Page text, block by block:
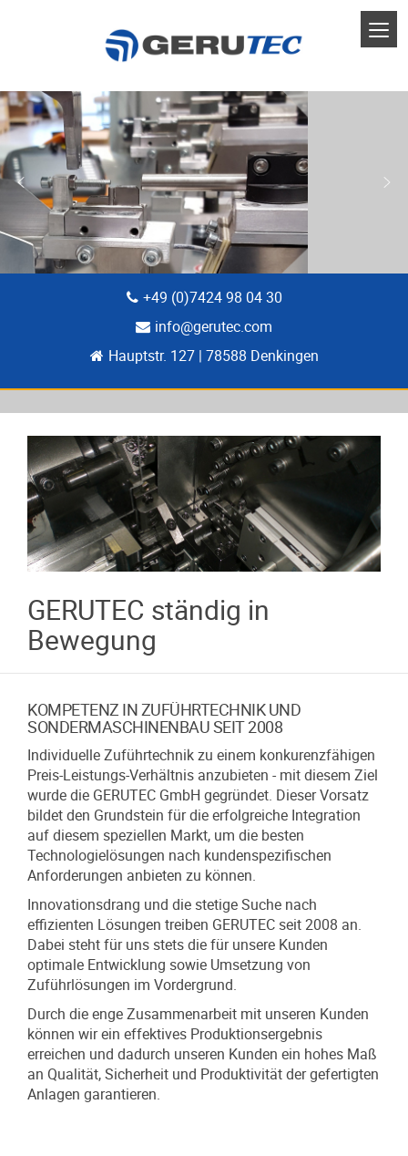
+49 (0)7424 98 04 30
info@gerutec.com
Hauptstr. 127 | 78588 Denkingen
GERUTEC ständig in
Bewegung
KOMPETENZ IN ZUFÜHRTECHNIK UND
SONDERMASCHINENBAU SEIT 2008
Individuelle Zuführtechnik zu einem konkurenzfähigen
Preis-Leistungs-Verhältnis anzubieten - mit diesem Ziel
wurde die GERUTEC GmbH gegründet. Dieser Vorsatz
bildet den Grundstein für die erfolgreiche Integration
auf diesem speziellen Markt, um die besten
Technologielösungen nach kundenspezifischen
Anforderungen anbieten zu können.
Innovationsdrang und die stetige Suche nach
effizienten Lösungen treiben GERUTEC seit 2008 an.
Dabei steht für uns stets die für unsere Kunden
optimale Entwicklung sowie Umsetzung von
Zuführlösungen im Vordergrund.
Durch die enge Zusammenarbeit mit unseren Kunden
können wir ein effektives Produktionsergebnis
erreichen und dadurch unseren Kunden ein hohes Maß
an Qualität, Sicherheit und Produktivität der gefertigten
Anlagen garantieren.